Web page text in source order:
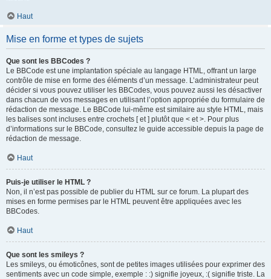
Haut
Mise en forme et types de sujets
Que sont les BBCodes ?
Le BBCode est une implantation spéciale au langage HTML, offrant un large
contrôle de mise en forme des éléments d’un message. L’administrateur peut
décider si vous pouvez utiliser les BBCodes, vous pouvez aussi les désactiver
dans chacun de vos messages en utilisant l’option appropriée du formulaire de
rédaction de message. Le BBCode lui-même est similaire au style HTML, mais
les balises sont incluses entre crochets [ et ] plutôt que < et >. Pour plus
d’informations sur le BBCode, consultez le guide accessible depuis la page de
rédaction de message.
Haut
Puis-je utiliser le HTML ?
Non, il n’est pas possible de publier du HTML sur ce forum. La plupart des
mises en forme permises par le HTML peuvent être appliquées avec les
BBCodes.
Haut
Que sont les smileys ?
Les smileys, ou émoticônes, sont de petites images utilisées pour exprimer des
sentiments avec un code simple, exemple : :) signifie joyeux, :( signifie triste. La